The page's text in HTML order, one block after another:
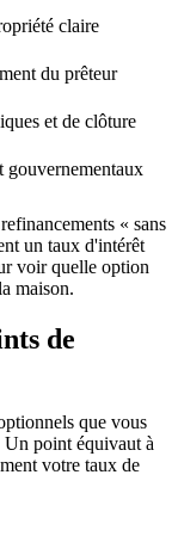
claire
du prêteur
et de clôture
gouvernementaux
« sans
un taux d'intérêt
voir quelle option
maison.
de
que vous
point équivaut à
votre taux de